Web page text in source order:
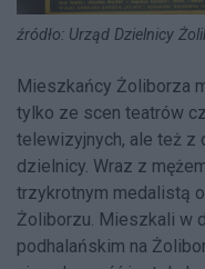
źródło: Urząd Dzielnicy
Mieszkańcy Żoliborza
tylko ze scen teatrów
telewizyjnych, ale też z
dzielnicy. Wraz z
trzykrotnym medalistą
Żoliborzu. Mieszkali w
podhalańskim na